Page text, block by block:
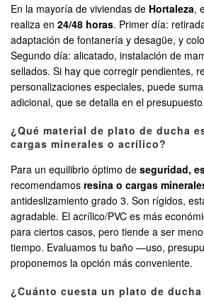
En la mayoría de viviendas de Hortaleza,
realiza en 24/48 horas. Primer día:
adaptación de fontanería y desagüe, y
Segundo día: alicatado, instalación de
sellados. Si hay que corregir pendientes,
personalizaciones especiales, puede
adicional, que se detalla en el
¿Qué material de plato de ducha
cargas minerales o acrílico?
Para un equilibrio óptimo de seguridad,
recomendamos resina o cargas
antideslizamiento grado 3. Son rígidos,
agradable. El acrílico/PVC es más
para ciertos casos, pero tiende a ser
tiempo. Evaluamos tu baño —uso,
proponemos la opción más conveniente.
¿Cuánto cuesta un plato de ducha